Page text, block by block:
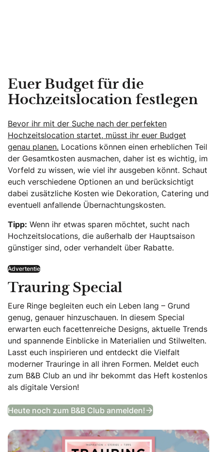
Euer Budget für die
Hochzeitslocation festlegen
Bevor ihr mit der Suche nach der perfekten
Hochzeitslocation startet, müsst ihr euer Budget
genau planen. Locations können einen erheblichen Teil
der Gesamtkosten ausmachen, daher ist es wichtig, im
Vorfeld zu wissen, wie viel ihr ausgeben könnt. Schaut
euch verschiedene Optionen an und berücksichtigt
dabei zusätzliche Kosten wie Dekoration, Catering und
eventuell anfallende Übernachtungskosten.
Tipp: Wenn ihr etwas sparen möchtet, sucht nach
Hochzeitslocations, die außerhalb der Hauptsaison
günstiger sind, oder verhandelt über Rabatte.
Advertentie
Trauring Special
Eure Ringe begleiten euch ein Leben lang – Grund
genug, genauer hinzuschauen. In diesem Special
erwarten euch facettenreiche Designs, aktuelle Trends
und spannende Einblicke in Materialien und Stilwelten.
Lasst euch inspirieren und entdeckt die Vielfalt
moderner Trauringe in all ihren Formen. Meldet euch
zum B&B Club an und ihr bekommt das Heft kostenlos
als digitale Version!
Heute noch zum B&B Club anmelden! Trauring Special